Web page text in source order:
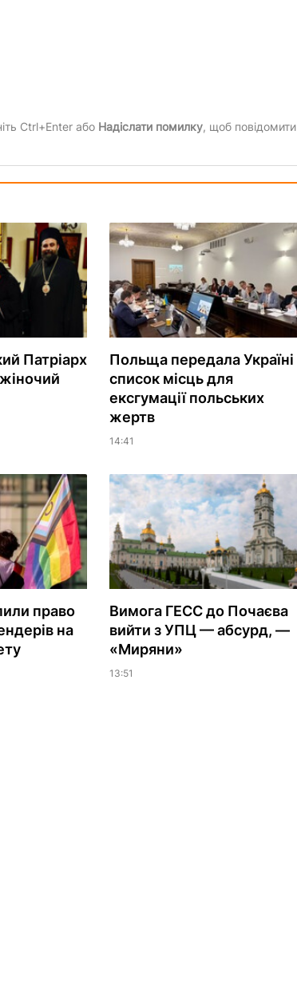
Ctrl+Enter або Надіслати помилку, щоб повідомити
Патріарх
Польща передала Україні
список місць для
ексгумації польських
жертв
14:41
право
на
Вимога ГЕСС до Почаєва
вийти з УПЦ — абсурд, —
«Миряни»
13:51